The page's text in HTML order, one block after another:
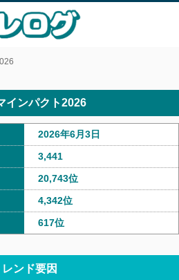
インパクト2026
2026年6月3日
3,441
20,743位
4,342位
617位
レンド要因